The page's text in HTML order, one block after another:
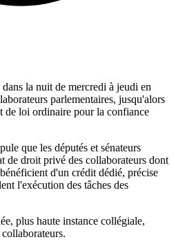
la nuit de mercredi à jeudi en
parlementaires, jusqu'alors
de loi ordinaire pour la confiance
que les députés et sénateurs
de droit privé des collaborateurs dont
d'un crédit dédié, précise
l'exécution des tâches des
plus haute instance collégiale,